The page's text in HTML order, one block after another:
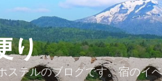
り
ステルのブログです。宿のイ